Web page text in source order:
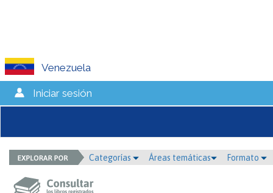
Venezuela
Iniciar sesión
Categorías Áreas temáticas Formato